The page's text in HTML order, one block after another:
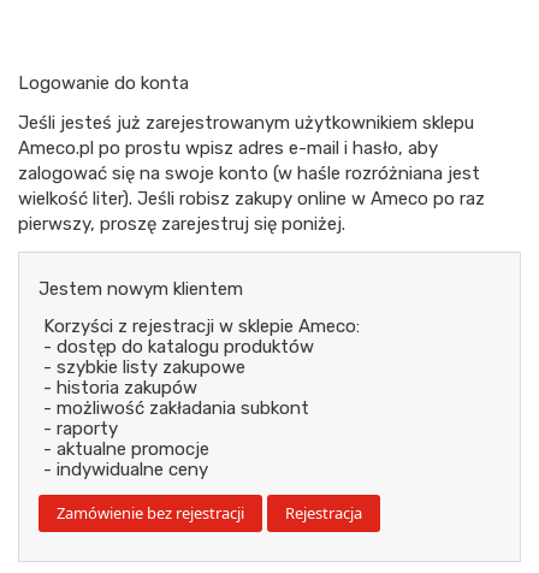
Logowanie do konta
Jeśli jesteś już zarejestrowanym użytkownikiem sklepu
Ameco.pl po prostu wpisz adres e-mail i hasło, aby
zalogować się na swoje konto (w haśle rozróżniana jest
wielkość liter). Jeśli robisz zakupy online w Ameco po raz
pierwszy, proszę zarejestruj się poniżej.
Jestem nowym klientem
Korzyści z rejestracji w sklepie Ameco:
- dostęp do katalogu produktów
- szybkie listy zakupowe
- historia zakupów
- możliwość zakładania subkont
- raporty
- aktualne promocje
- indywidualne ceny